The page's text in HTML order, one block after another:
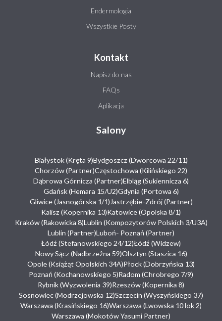
Endermologia
Wszystkie Posty
Kontakt
Napisz do nas
FAQs
Aplikacja
Salony
Białystok (Kręta 9)Bydgoszcz (Dworcowa 22/11)
Chorzów (Partner)Częstochowa (Kilińskiego 22)
Dąbrowa Górnicza (Partner)Elbląg (Sukiennicza 6)
Gdańsk (Hemara 15/U2)Gdynia (Portowa 6)
Gliwice (Jasnogórska 1/1) Jastrzębie-Zdrój (Partner)
Kalisz (Kopernika 13)Katowice (Opolska 8/1)
Kraków (Rakowicka 8)Lublin (Kompozytorów Polskich 3/U3A)
Lublin (Partner)Luboń- Poznań (Partner)
Łódź (Stefanowskiego 24/12)Łódź (Widzew)
Nowy Sącz (Nadbrzeżna 59)Olsztyn (Staszica 16)
Opole (Książąt Opolskich 34A)Płock (Dobrzyńska 13)
Poznań (Kochanowskiego 5)Radom (Chrobrego 7/9)
Rybnik (Wyzwolenia 39)Rzeszów (Kopernika 8)
Sosnowiec (Modrzejowska 12)Szczecin (Wyszyńskiego 37)
Warszawa (Krasińskiego 16)Warszawa (Lwowska 10 lok 2)
Warszawa (Mokotów Yasumi Partner)